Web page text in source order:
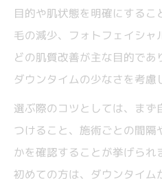
脱毛とフォトフェ
説
IPL脱毛とフォトフ
M22など脱毛フォ
び方
脱毛効果・美肌効
フォトフェイシャ
目的や肌状態を明確にする
毛の減少、フォトフェイシ
どの肌質改善が主な目的で
ダウンタイムの少なさを考慮
選ぶ際のコツとしては、まず
つけること、施術ごとの間
かを確認することが挙げら
初めての方は、ダウンタイム